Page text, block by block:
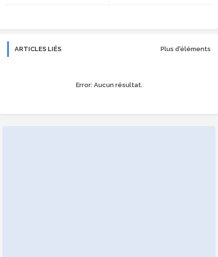
ARTICLES LIÉS Plus d'éléments
Error:Aucun résultat.